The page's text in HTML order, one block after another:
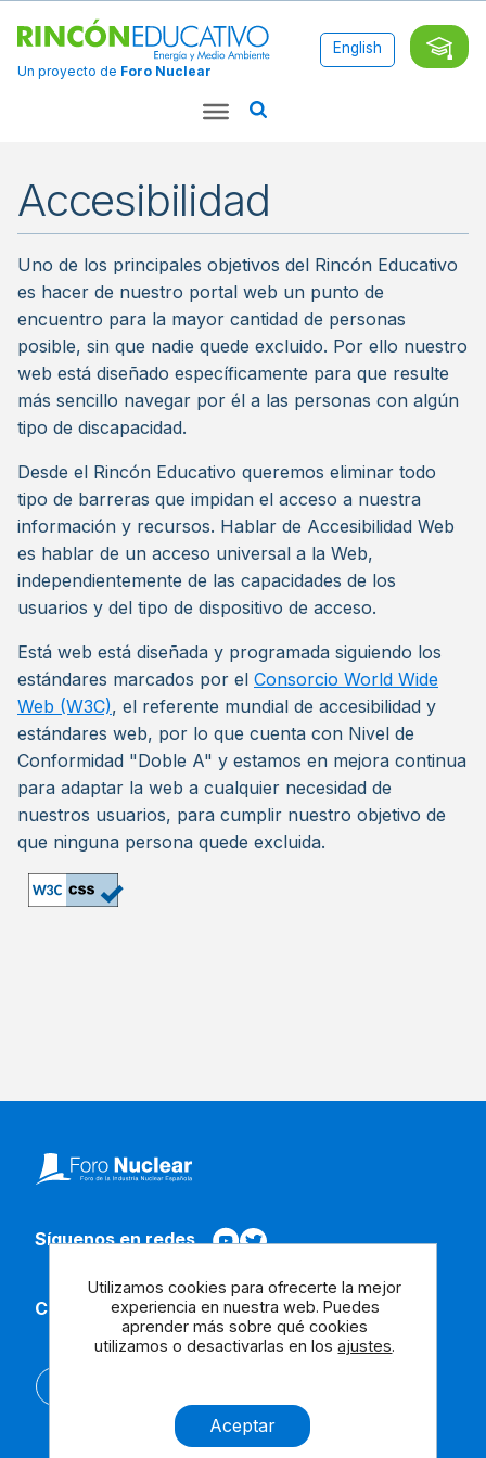
Un proyecto de Foro Nuclear
English
Accesibilidad
Uno de los principales objetivos del Rincón Educativo
es hacer de nuestro portal web un punto de
encuentro para la mayor cantidad de personas
posible, sin que nadie quede excluido. Por ello nuestro
web está diseñado específicamente para que resulte
más sencillo navegar por él a las personas con algún
tipo de discapacidad.
Desde el Rincón Educativo queremos eliminar todo
tipo de barreras que impidan el acceso a nuestra
información y recursos. Hablar de Accesibilidad Web
es hablar de un acceso universal a la Web,
independientemente de las capacidades de los
usuarios y del tipo de dispositivo de acceso.
Está web está diseñada y programada siguiendo los
estándares marcados por el Consorcio World Wide
Web (W3C), el referente mundial de accesibilidad y
estándares web, por lo que cuenta con Nivel de
Conformidad "Doble A" y estamos en mejora continua
para adaptar la web a cualquier necesidad de
nuestros usuarios, para cumplir nuestro objetivo de
que ninguna persona quede excluida.
Síguenos en redes
Contacta con nosotros
Utilizamos cookies para ofrecerte la mejor
experiencia en nuestra web. Puedes
aprender más sobre qué cookies
utilizamos o desactivarlas en losajustes.
Aceptar